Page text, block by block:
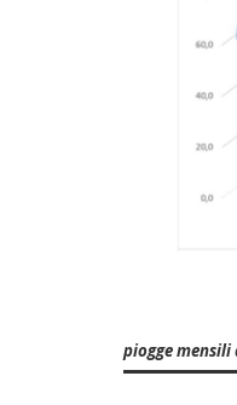
piogge mensili